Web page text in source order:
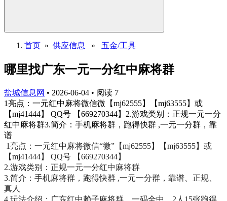
首页 » 供应信息 » 五金/工具
哪里找广东一元一分红中麻将群
盐城信息网 • 2026-06-04 • 阅读 7
1亮点：一元红中麻将微信微【mj62555】【mj63555】或
【mj41444】 QQ号 【669270344】2.游戏类别：正规一元一分
红中麻将群3.简介：手机麻将群，跑得快群 ,一元一分群，靠
谱
1亮点：一元红中麻将微信“微”【mj62555】【mj63555】或
【mj41444】 QQ号 【669270344】
2.游戏类别：正规一元一分红中麻将群
3.简介：手机麻将群，跑得快群 ,一元一分群，靠谱、正规、
真人
4.玩法介绍：广东红中赖子麻将群，一码全中。2人15张跑得